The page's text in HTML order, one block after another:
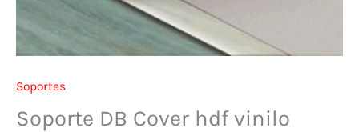
Soportes
Soporte DB Cover hdf vinilo